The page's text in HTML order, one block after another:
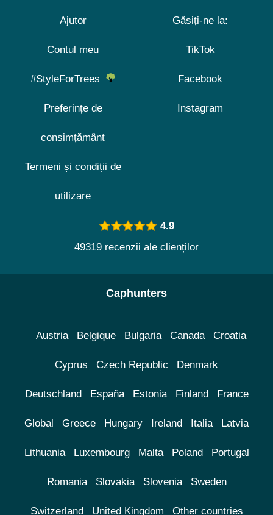
Ajutor
Contul meu
#StyleForTrees
Preferințe de
consimțământ
Termeni și condiții de
utilizare
Găsiți-ne la:
TikTok
Facebook
Instagram
4.9
49319 recenzii ale clienților
Caphunters
Austria Belgique Bulgaria Canada Croatia
Cyprus Czech Republic Denmark
Deutschland España Estonia Finland France
Global Greece Hungary Ireland Italia Latvia
Lithuania Luxembourg Malta Poland Portugal
Romania Slovakia Slovenia Sweden
Switzerland United Kingdom Other countries